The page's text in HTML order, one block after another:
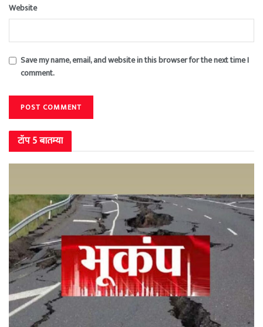
Website
Save my name, email, and website in this browser for the next time I
comment.
टॉप 5 बातम्या